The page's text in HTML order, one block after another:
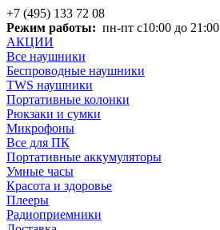
+7 (495) 133 72 08
Режим работы: пн-пт с10:00 до 21:00
АКЦИИ
Все наушники
Беспроводные наушники
TWS наушники
Портативные колонки
Рюкзаки и сумки
Микрофоны
Все для ПК
Портативные аккумуляторы
Умные часы
Красота и здоровье
Плееры
Радиоприемники